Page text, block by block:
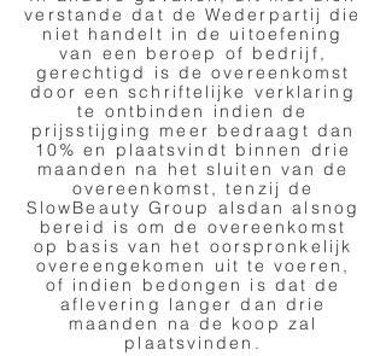
verstande dat de Wederpartij die
niet handelt in de uitoefening
van een beroep of bedrijf,
gerechtigd is de overeenkomst
door een schriftelijke verklaring
te ontbinden indien de
prijsstijging meer bedraagt dan
10% en plaatsvindt binnen drie
maanden na het sluiten van de
overeenkomst, tenzij de
SlowBeauty Group alsdan alsnog
bereid is om de overeenkomst
op basis van het oorspronkelijk
overeengekomen uit te voeren,
of indien bedongen is dat de
aflevering langer dan drie
maanden na de koop zal
plaatsvinden.